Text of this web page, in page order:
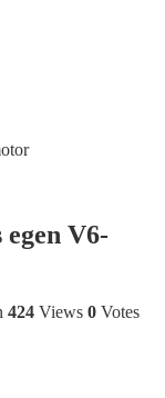
V6-
424 Views 0 Votes